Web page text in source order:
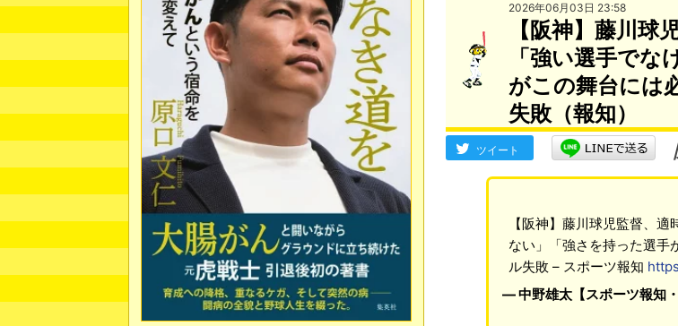
2026年06月03日 23:58
【阪神】藤川球
「強い選手で
がこの舞台には
失敗（報知）
ツイート
【阪神】藤川球児監督、
ない」「強さを持った選手
ル失敗 – スポーツ報知
— 中野雄太【スポーツ報知